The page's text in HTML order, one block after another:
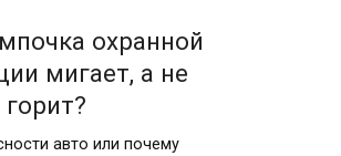
охранной
мигает, а не
авто или почему